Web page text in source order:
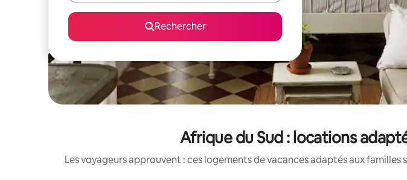
Rechercher
Afrique du Sud : locations
Les voyageurs approuvent : ces logements de vacances adaptés aux